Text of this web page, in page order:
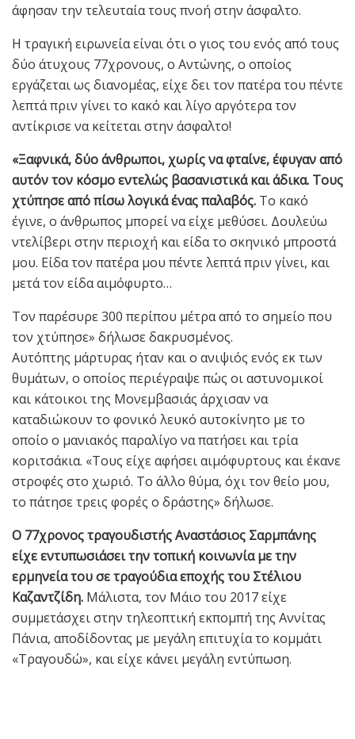
άφησαν την τελευταία τους πνοή στην άσφαλτο.
Η τραγική ειρωνεία είναι ότι ο γιος του ενός από τους
δύο άτυχους 77χρονους, ο Αντώνης, ο οποίος
εργάζεται ως διανομέας, είχε δει τον πατέρα του πέντε
λεπτά πριν γίνει το κακό και λίγο αργότερα τον
αντίκρισε να κείτεται στην άσφαλτο!
«Ξαφνικά, δύο άνθρωποι, χωρίς να φταίνε, έφυγαν από
αυτόν τον κόσμο εντελώς βασανιστικά και άδικα. Τους
χτύπησε από πίσω λογικά ένας παλαβός. Το κακό
έγινε, ο άνθρωπος μπορεί να είχε μεθύσει. Δουλεύω
ντελίβερι στην περιοχή και είδα το σκηνικό μπροστά
μου. Είδα τον πατέρα μου πέντε λεπτά πριν γίνει, και
μετά τον είδα αιμόφυρτο…
Τον παρέσυρε 300 περίπου μέτρα από το σημείο που
τον χτύπησε» δήλωσε δακρυσμένος.
Αυτόπτης μάρτυρας ήταν και ο ανιψιός ενός εκ των
θυμάτων, ο οποίος περιέγραψε πώς οι αστυνομικοί
και κάτοικοι της Μονεμβασιάς άρχισαν να
καταδιώκουν το φονικό λευκό αυτοκίνητο με το
οποίο ο μανιακός παραλίγο να πατήσει και τρία
κοριτσάκια. «Τους είχε αφήσει αιμόφυρτους και έκανε
στροφές στο χωριό. Το άλλο θύμα, όχι τον θείο μου,
το πάτησε τρεις φορές ο δράστης» δήλωσε.
Ο 77χρονος τραγουδιστής Αναστάσιος Σαρμπάνης
είχε εντυπωσιάσει την τοπική κοινωνία με την
ερμηνεία του σε τραγούδια εποχής του Στέλιου
Καζαντζίδη. Μάλιστα, τον Μάιο του 2017 είχε
συμμετάσχει στην τηλεοπτική εκπομπή της Αννίτας
Πάνια, αποδίδοντας με μεγάλη επιτυχία το κομμάτι
«Τραγουδώ», και είχε κάνει μεγάλη εντύπωση.